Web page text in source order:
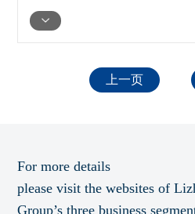
在安徽省六安市经济技术开
上一页
For more details
please visit the websites of
Group’s three business